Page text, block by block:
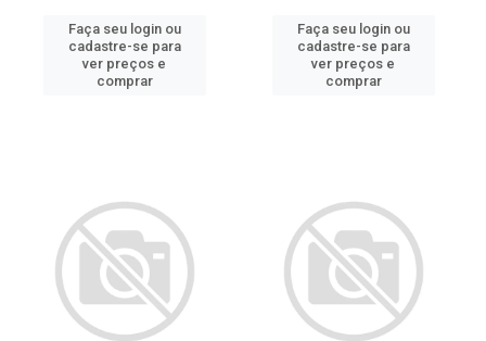
Faça seu login ou
cadastre-se para
ver preços e
comprar
Faça seu login ou
cadastre-se para
ver preços e
comprar